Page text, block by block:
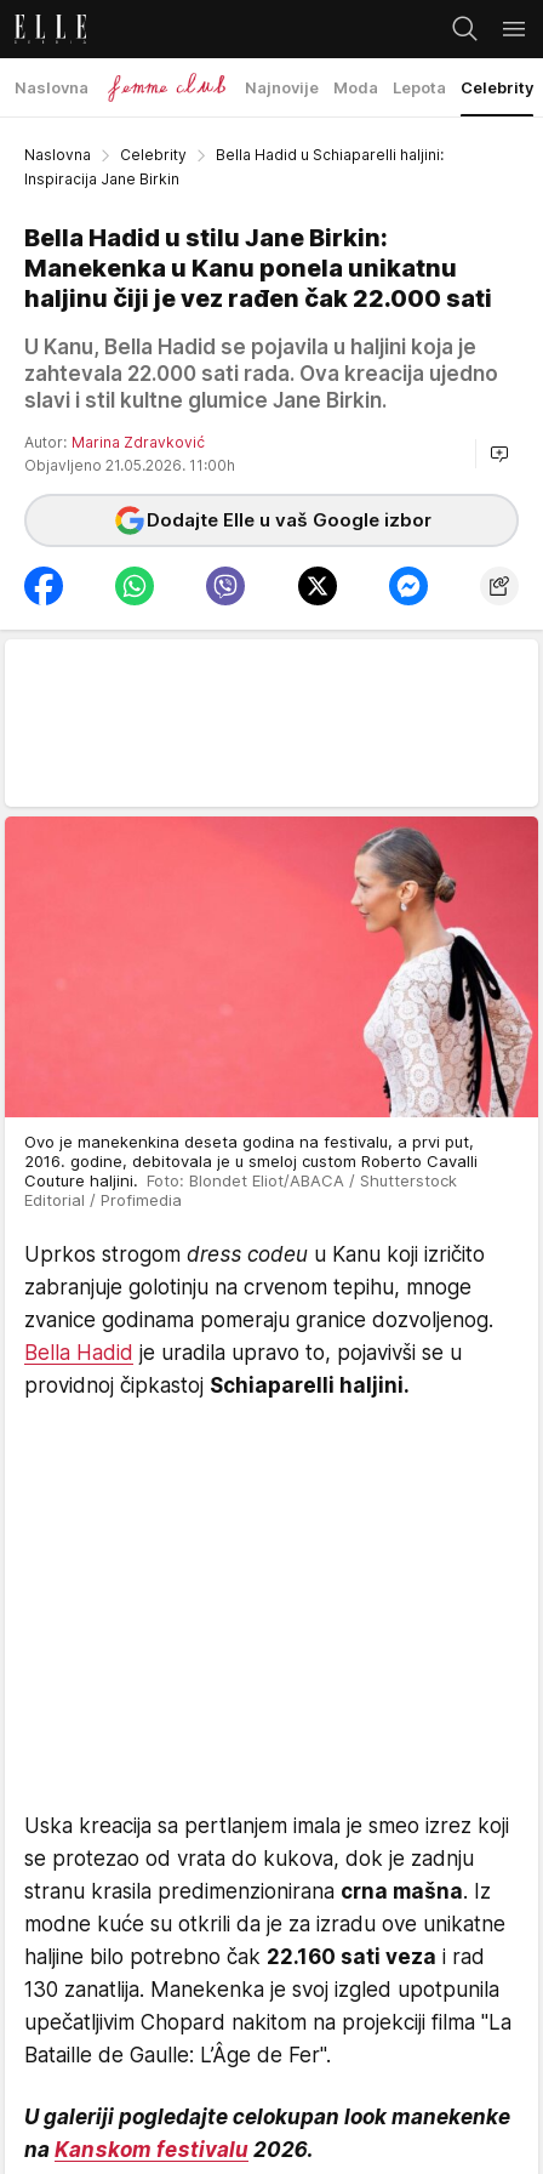
Naslovna Najnovije Moda Lepota Celebrity
Naslovna Celebrity
Bella Hadid u Schiaparelli haljini:
Inspiracija Jane Birkin
Bella Hadid u stilu Jane Birkin:
Manekenka u Kanu ponela unikatnu
haljinu čiji je vez rađen čak 22.000 sati
U Kanu, Bella Hadid se pojavila u haljini koja je
zahtevala 22.000 sati rada. Ova kreacija ujedno
slavi i stil kultne glumice Jane Birkin.
Autor: Marina Zdravković
Objavljeno 21.05.2026. 11:00h
Dodajte Elle u vaš Google izbor
Ovo je manekenkina deseta godina na festivalu, a prvi put,
2016. godine, debitovala je u smeloj custom Roberto Cavalli
Couture haljini. Foto: Blondet Eliot/ABACA / Shutterstock
Editorial / Profimedia
Uprkos strogom dress codeu u Kanu koji izričito
zabranjuje golotinju na crvenom tepihu, mnoge
zvanice godinama pomeraju granice dozvoljenog.
Bella Hadid je uradila upravo to, pojavivši se u
providnoj čipkastoj Schiaparelli haljini.
Uska kreacija sa pertlanjem imala je smeo izrez koji
se protezao od vrata do kukova, dok je zadnju
stranu krasila predimenzionirana crna mašna. Iz
modne kuće su otkrili da je za izradu ove unikatne
haljine bilo potrebno čak 22.160 sati veza i rad
130 zanatlija. Manekenka je svoj izgled upotpunila
upečatljivim Chopard nakitom na projekciji filma "La
Bataille de Gaulle: L’Âge de Fer".
U galeriji pogledajte celokupan look manekenke
na Kanskom festivalu 2026.